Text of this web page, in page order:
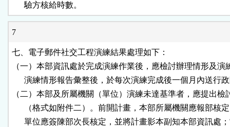
      驗方核給時數。
7
七、電子郵件社交工程演練結果處理如下：
（一）本部資訊處於完成演練作業後，應檢討辦理情形及演
演練情形報告彙整後，於每次演練完成後一個月內送行
（二）本部及所屬機關（單位）演練未達基準者，應提出檢
（格式如附件二）。前開計畫，本部所屬機關應報部核
單位應簽陳部次長核定，並將計畫影本副知本部資訊處